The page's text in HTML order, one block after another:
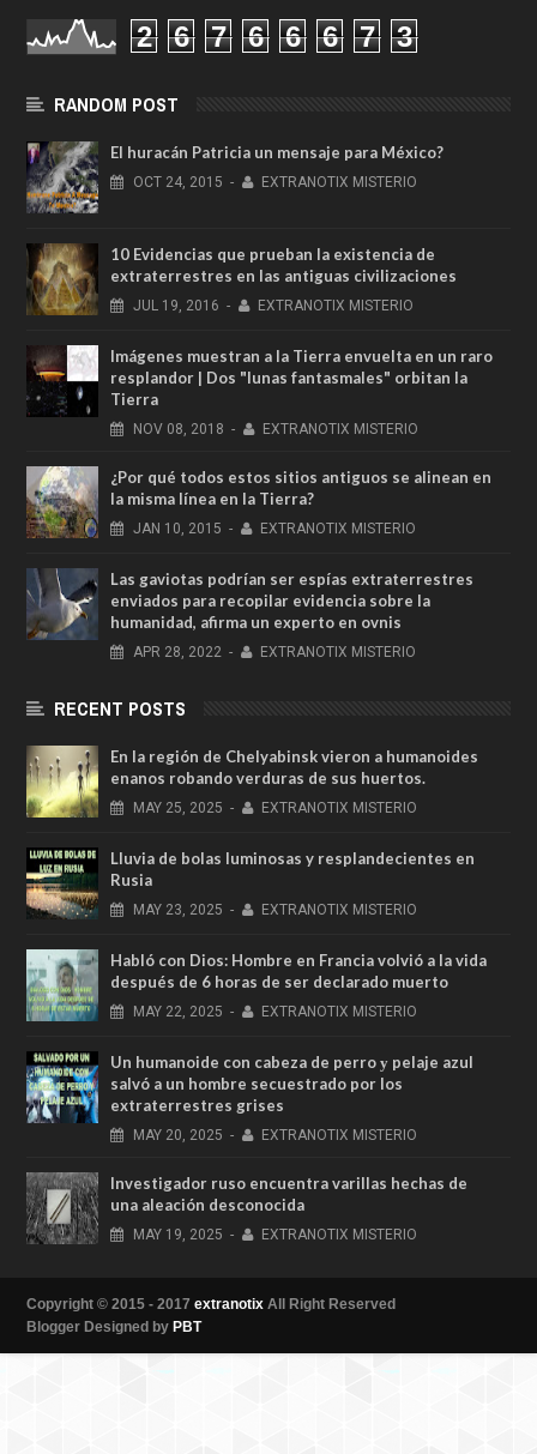
2 6 7 6 6 6 7 3
RANDOM POST
El huracán Patricia un mensaje para México?
OCT 24, 2015 - EXTRANOTIX MISTERIO
10 Evidencias que prueban la existencia de
extraterrestres en las antiguas civilizaciones
JUL 19, 2016 - EXTRANOTIX MISTERIO
Imágenes muestran a la Tierra envuelta en un raro
resplandor | Dos "lunas fantasmales" orbitan la
Tierra
NOV 08, 2018 - EXTRANOTIX MISTERIO
¿Por qué todos estos sitios antiguos se alinean en
la misma línea en la Tierra?
JAN 10, 2015 - EXTRANOTIX MISTERIO
Las gaviotas podrían ser espías extraterrestres
enviados para recopilar evidencia sobre la
humanidad, afirma un experto en ovnis
APR 28, 2022 - EXTRANOTIX MISTERIO
RECENT POSTS
En la región de Chelyabinsk vieron a humanoides
enanos robando verduras de sus huertos.
MAY 25, 2025 - EXTRANOTIX MISTERIO
Lluvia de bolas luminosas y resplandecientes en
Rusia
MAY 23, 2025 - EXTRANOTIX MISTERIO
Habló con Dios: Hombre en Francia volvió a la vida
después de 6 horas de ser declarado muerto
MAY 22, 2025 - EXTRANOTIX MISTERIO
Un humanoide con cabeza de perro у pelaje azul
salvó a un hombre secuestrado por los
extraterrestres grises
MAY 20, 2025 - EXTRANOTIX MISTERIO
Investigador ruso encuentra varillas hechas de
una aleación desconocida
MAY 19, 2025 - EXTRANOTIX MISTERIO
Copyright © 2015 - 2017 extranotix All Right Reserved
Blogger Designed by PBT